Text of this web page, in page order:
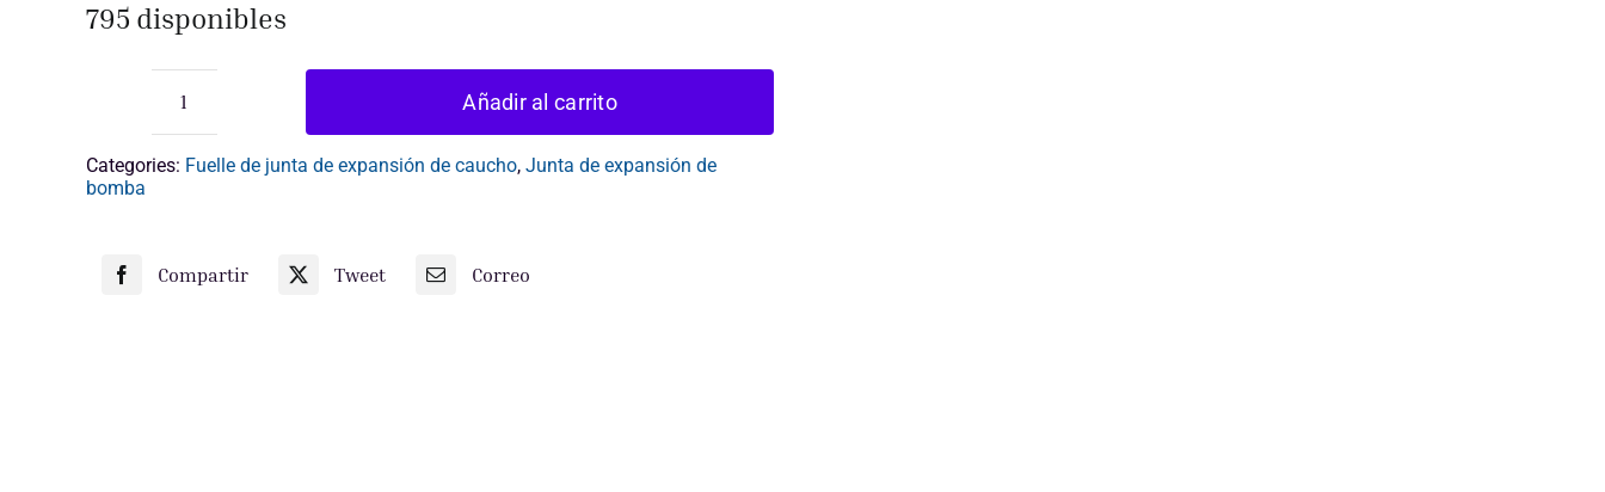
795 disponibles
junta
de
expansión
simple
Añadir al carrito
Categories: Fuelle de junta de expansión de caucho, Junta de expansión de
bomba
Compartir Tweet Correo